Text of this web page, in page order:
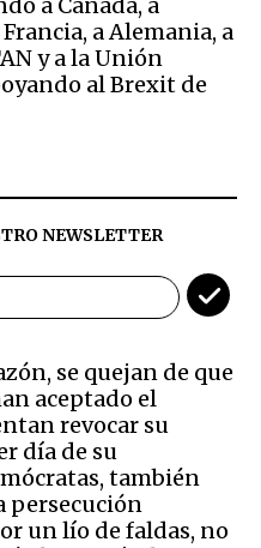
a Alemania, a
y a la Unión
al Brexit de
NEWSLETTER
se quejan de que
aceptado el
revocar su
día de su
también
persecución
un lío de faldas, no